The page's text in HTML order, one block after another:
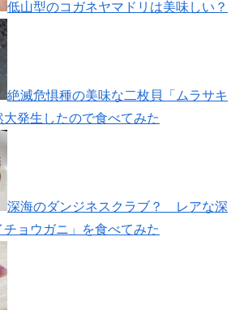
低山型のコガネヤマドリは美味しい？
絶滅危惧種の美味な二枚貝「ムラサキ
大発生したので食べてみた
深海のダンジネスクラブ？ レアな深
ョウガニ」を食べてみた